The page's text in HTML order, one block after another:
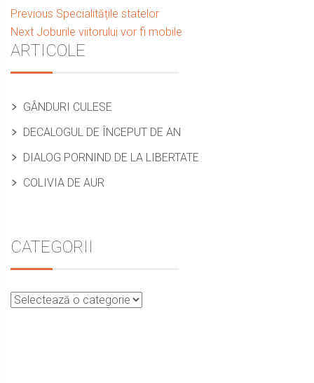
Navigare
în
articole
Previous Previous
post:
Specialitățile statelor
Next Next
post:
Joburile viitorului vor fi mobile
Sidebar
ARTICOLE
GÂNDURI CULESE
DECALOGUL DE ÎNCEPUT DE AN
DIALOG PORNIND DE LA LIBERTATE
COLIVIA DE AUR
CATEGORII